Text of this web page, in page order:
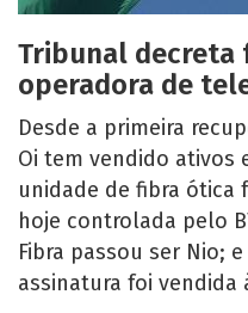
Tribunal decreta
operadora de
Desde a primeira
Oi tem vendido ativos
unidade de fibra ótica
hoje controlada pelo
Fibra passou ser Nio;
assinatura foi vendida